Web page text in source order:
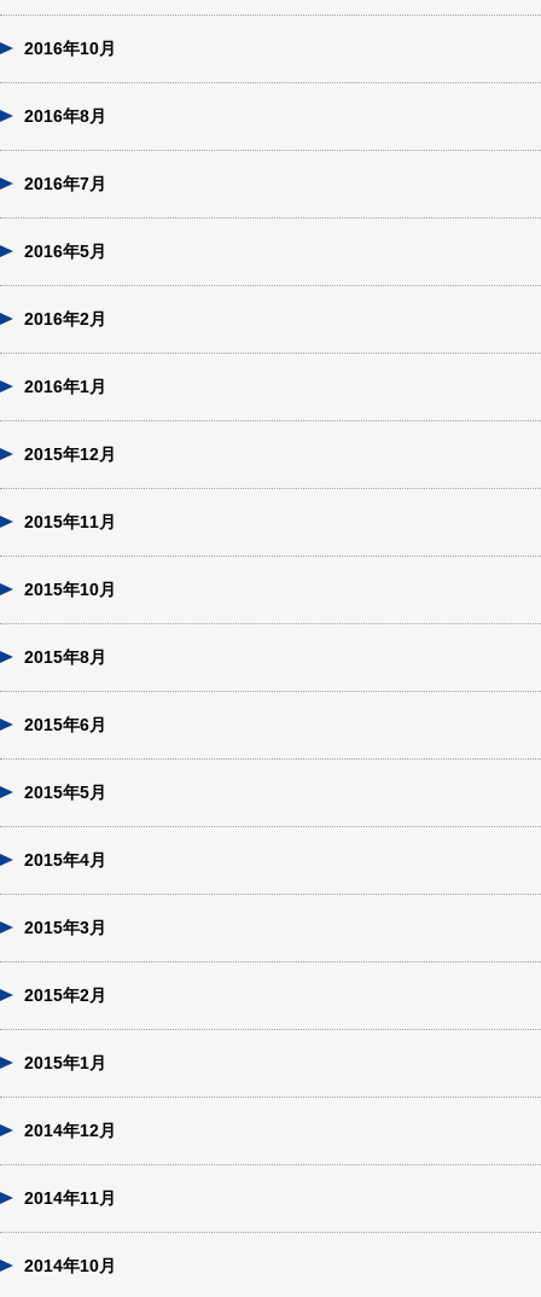
2016年10月
2016年8月
2016年7月
2016年5月
2016年2月
2016年1月
2015年12月
2015年11月
2015年10月
2015年8月
2015年6月
2015年5月
2015年4月
2015年3月
2015年2月
2015年1月
2014年12月
2014年11月
2014年10月